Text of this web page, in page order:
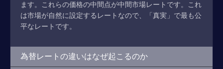
ます。これらの価格の中間点が中間市場レートです。これ
は市場が自然に設定するレートなので、「真実」で最も公
平なレートです。
為替レートの違いはなぜ起こるのか